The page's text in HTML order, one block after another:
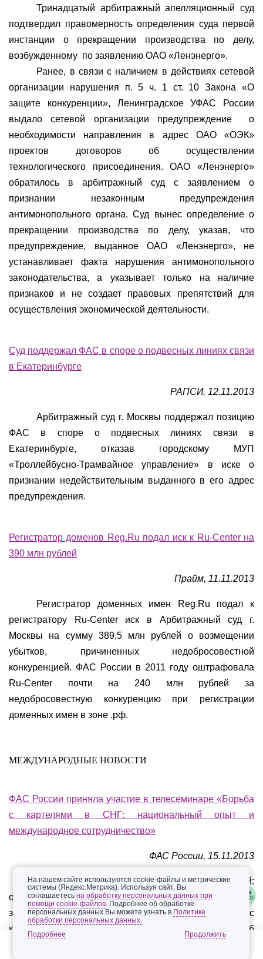
Тринадцатый арбитражный апелляционный суд
подтвердил правомерность определения суда первой
инстанции о прекращении производства по делу,
возбужденному по заявлению ОАО «Ленэнерго».
Ранее, в связи с наличием в действиях сетевой
организации нарушения п. 5 ч. 1 ст. 10 Закона «О
защите конкуренции», Ленинградское УФАС России
выдало сетевой организации предупреждение
о
необходимости направления в адрес ОАО «ОЭК»
проектов договоров об осуществлении
технологического присоединения. ОАО «Ленэнерго»
обратилось в арбитражный суд с заявлением о
признании незаконным предупреждения
антимонопольного органа. Суд вынес определение о
прекращении производства по делу, указав, что
предупреждение, выданное ОАО «Ленэнерго», не
устанавливает факта нарушения антимонопольного
законодательства, а указывает только на наличие
признаков и не создает правовых препятствий для
осуществления экономической деятельности.
Суд поддержал ФАС в споре о подвесных линиях связи
в Екатеринбурге
РАПСИ, 12.11.2013
Арбитражный суд г. Москвы поддержал позицию
ФАС в споре о подвесных линиях связи в
Екатеринбурге, отказав городскому МУП
«Троллейбусно-Трамвайное управление» в иске о
признании недействительным выданного в его адрес
предупреждения.
Регистратор доменов Reg.Ru подал иск к Ru-Center на
390 млн рублей
Прайм, 11.11.2013
Регистратор доменных имен Reg.Ru подал к
регистратору Ru-Center иск в Арбитражный суд г.
Москвы на сумму 389,5 млн рублей о возмещении
убытков, причиненных недобросовестной
конкуренцией. ФАС России в 2011 году оштрафовала
Ru-Center почти на 240 млн рублей за
недобросовестную конкуренцию при регистрации
доменных имен в зоне .рф.
МЕЖДУНАРОДНЫЕ НОВОСТИ
ФАС России приняла участие в телесеминаре «Борьба
с картелями в СНГ: национальный опыт и
международное сотрудничество»
ФАС России, 15.11.2013
Выступая с докладом «Расследование картелей:
основные этапы и методы получения доказательств»
заместитель начальника Управления по борьбе с
картелями ФАС России Мухамед Хамуков рассказал об
На нашем сайте используются cookie-файлы и метрические
системы (Яндекс.Метрика). Используя сайт, Вы
соглашаетесьна обработку персональных данных при
помощи cookie-файлов. Подробнее об обработке
персональных данных Вы можете узнать в Политике
обработки персональных данных.
Подробнее